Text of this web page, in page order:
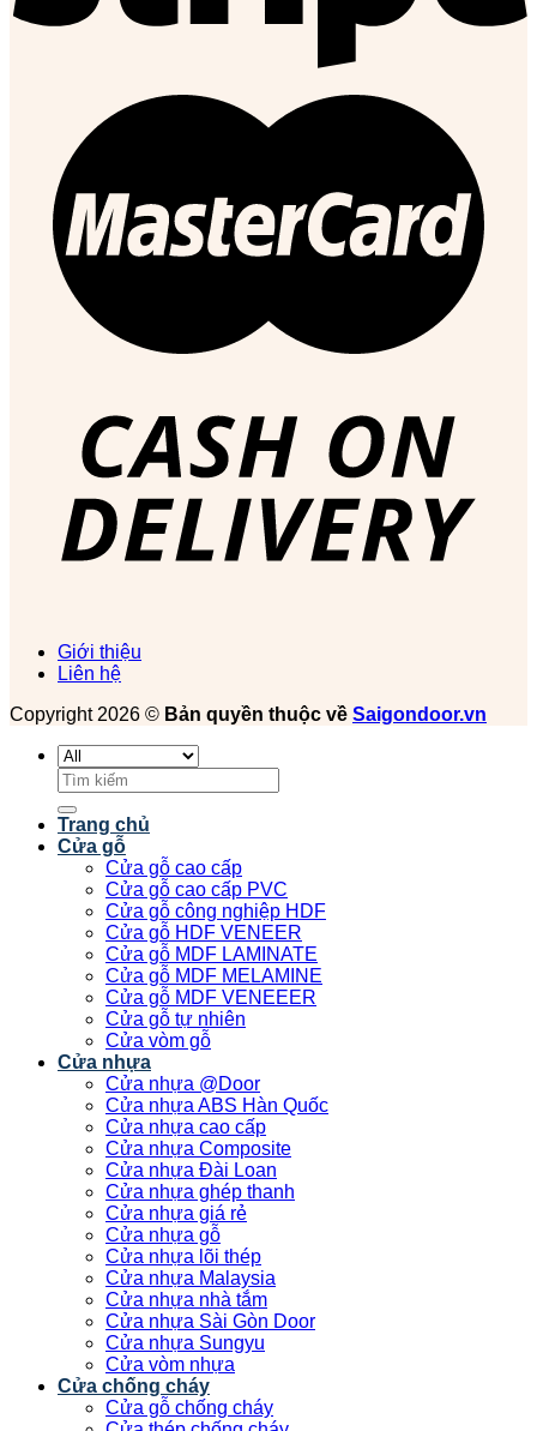
Giới thiệu
Liên hệ
Copyright 2026 © Bản quyền thuộc về Saigondoor.vn
Tìm
kiếm:
Trang chủ
Cửa gỗ
Cửa gỗ cao cấp
Cửa gỗ cao cấp PVC
Cửa gỗ công nghiệp HDF
Cửa gỗ HDF VENEER
Cửa gỗ MDF LAMINATE
Cửa gỗ MDF MELAMINE
Cửa gỗ MDF VENEEER
Cửa gỗ tự nhiên
Cửa vòm gỗ
Cửa nhựa
Cửa nhựa @Door
Cửa nhựa ABS Hàn Quốc
Cửa nhựa cao cấp
Cửa nhựa Composite
Cửa nhựa Đài Loan
Cửa nhựa ghép thanh
Cửa nhựa giá rẻ
Cửa nhựa gỗ
Cửa nhựa lõi thép
Cửa nhựa Malaysia
Cửa nhựa nhà tắm
Cửa nhựa Sài Gòn Door
Cửa nhựa Sungyu
Cửa vòm nhựa
Cửa chống cháy
Cửa gỗ chống cháy